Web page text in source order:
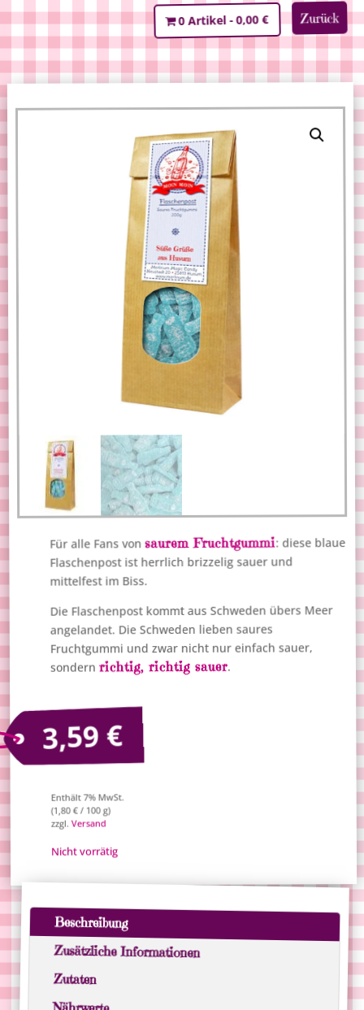
Zurück
0 Artikel 0,00 €
Für alle Fans vonsaurem Fruchtgummi: diese blaue
Flaschenpost ist herrlich brizzelig sauer und
mittelfest im Biss.
Die Flaschenpost kommt aus Schweden übers Meer
angelandet. Die Schweden lieben saures
Fruchtgummi und zwar nicht nur einfach sauer,
sondernrichtig, richtig sauer.
3,59€
Enthält 7% MwSt.
(1,80€/ 100 g)
zzgl.Versand
Nicht vorrätig
Beschreibung
Zusätzliche Informationen
Zutaten